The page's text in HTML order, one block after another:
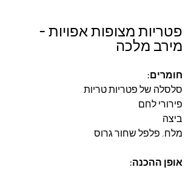
פטריות מצופות אפויות -
מירב מלכה
חומרים:
סלסלה של פטריות טריות
פירורי לחם
ביצה
מלח, פלפל שחור גרוס
אופן ההכנה: